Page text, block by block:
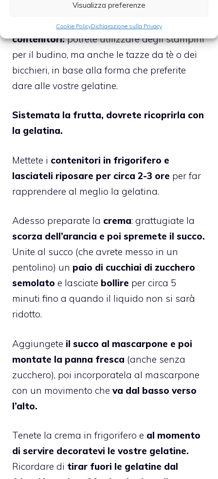
Visualizza preferenze
Cookie PolicyDichiarazione sulla Privacy
suddividete la frutta preparata
(arancia, fragole e mela) all’interno dei
contenitori:potrete utilizzare degli stampini
per il budino, ma anche le tazze da tè o dei
bicchieri, in base alla forma che preferite
dare alle vostre gelatine.
Sistemata la frutta, dovrete ricoprirla con
la gelatina.
Mettete i contenitori in frigorifero e
lasciateli riposare per circa 2-3 ore per far
rapprendere al meglio la gelatina.
Adesso preparate la crema: grattugiate la
scorza dell’arancia e poi spremete il succo.
Unite al succo (che avrete messo in un
pentolino) un paio di cucchiai di zucchero
semolato e lasciate bollire per circa 5
minuti fino a quando il liquido non si sarà
ridotto.
Aggiungete il succo al mascarpone e poi
montate la panna fresca (anche senza
zucchero), poi incorporatela al mascarpone
con un movimento che va dal basso verso
l’alto.
Tenete la crema in frigorifero e al momento
di servire decoratevi le vostre gelatine.
Ricordare di tirar fuori le gelatine dal